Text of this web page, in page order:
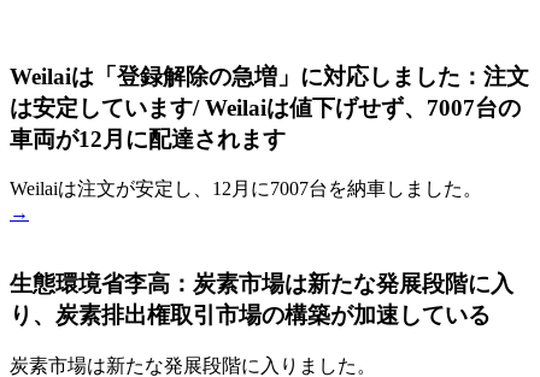
Weilaiは「登録解除の急増」に対応しました：注文
は安定しています/ Weilaiは値下げせず、7007台の
車両が12月に配達されます
Weilaiは注文が安定し、12月に7007台を納車しました。
→
生態環境省李高：炭素市場は新たな発展段階に入
り、炭素排出権取引市場の構築が加速している
炭素市場は新たな発展段階に入りました。